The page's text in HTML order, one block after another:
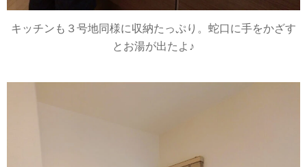
キッチンも３号地同様に収納たっぷり。蛇口に手をかざす
とお湯が出たよ♪